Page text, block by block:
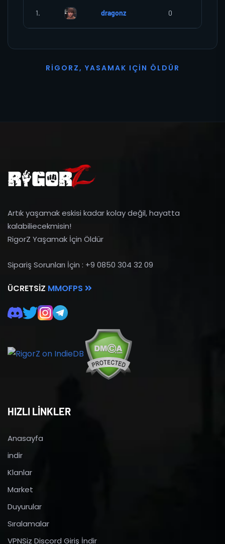
1. dragonz 0
R I G O R Z, YASAMAK I ÇI N Ö L D Ü R
Artık yaşamak eskisi kadar kolay değil, hayatta
kalabiliecekmisin!
RigorZ Yaşamak İçin Öldür
Sipariş Sorunları İçin : +9 0850 304 32 09
ÜCRETSIZ MMOFPS
HIZLI LİNKLER
Anasayfa
indir
Klanlar
Market
Duyurular
Sıralamalar
VPNSiz Discord Giriş İndir